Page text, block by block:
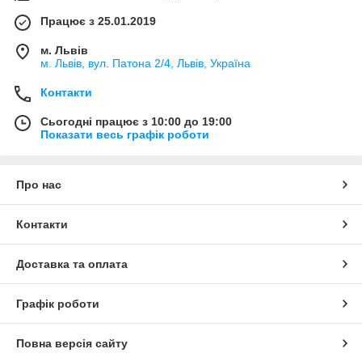
Працює з 25.01.2019
м. Львів
м. Львів, вул. Патона 2/4, Львів, Україна
Контакти
Сьогодні працює з 10:00 до 19:00
Показати весь графік роботи
Про нас
Контакти
Доставка та оплата
Графік роботи
Повна версія сайту